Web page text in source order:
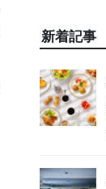
新着記事